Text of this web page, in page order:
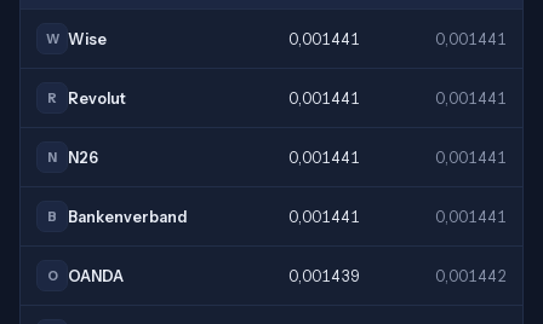
W Wise 0,001441 0,001441
R Revolut 0,001441 0,001441
N N26 0,001441 0,001441
B Bankenverband 0,001441 0,001441
O OANDA 0,001439 0,001442